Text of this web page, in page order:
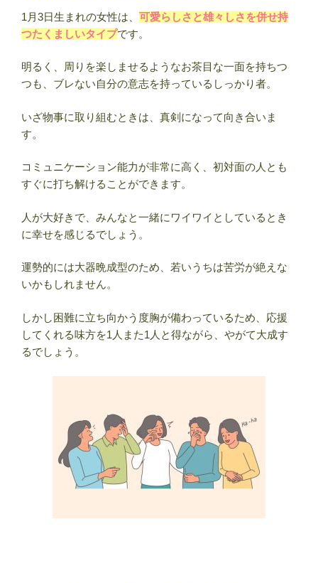
1月3日生まれの女性は、 可愛らしさと雄々しさを併せ持
つたくましいタイプです。
明るく、周りを楽しませるようなお茶目な一面を持ちつ
つも、ブレない自分の意志を持っているしっかり者。
いざ物事に取り組むときは、真剣になって向き合いま
す。
コミュニケーション能力が非常に高く、初対面の人とも
すぐに打ち解けることができます。
人が大好きで、みんなと一緒にワイワイとしているとき
に幸せを感じるでしょう。
運勢的には大器晩成型のため、若いうちは苦労が絶えな
いかもしれません。
しかし困難に立ち向かう度胸が備わっているため、応援
してくれる味方を1人また1人と得ながら、やがて大成す
るでしょう。